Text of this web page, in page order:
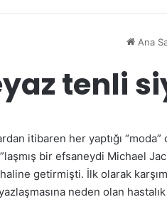
Ana
tenli
itibaren her yaptığı
bir efsaneydi Michael
getirmişti. İlk olarak
neden olan